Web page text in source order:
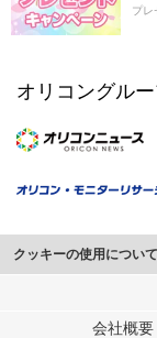
プレ
オリコングル
クッキーの使用について
このサイトでは
行っています。会社概要